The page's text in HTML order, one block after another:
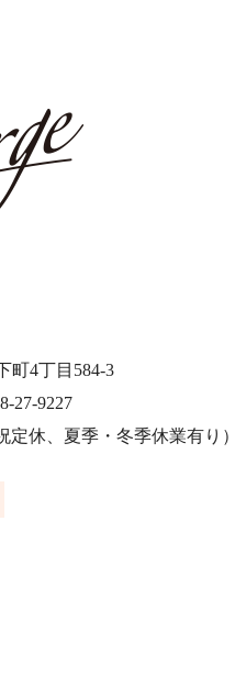
町4丁目584-3
27-9227
定休、夏季・冬季休業有り